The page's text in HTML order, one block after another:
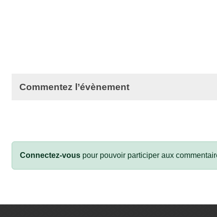
Commentez l’évènement
Connectez-vous pour pouvoir participer aux